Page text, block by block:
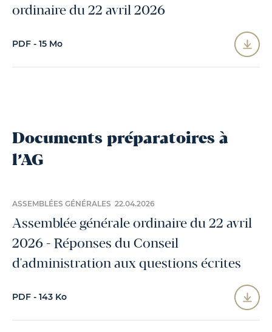
ordinaire du 22 avril 2026
PDF - 15 Mo
Documents préparatoires à
l’AG
ASSEMBLÉES GÉNÉRALES 22.04.2026
Assemblée générale ordinaire du 22 avril
2026 - Réponses du Conseil
d'administration aux questions écrites
PDF - 143 Ko